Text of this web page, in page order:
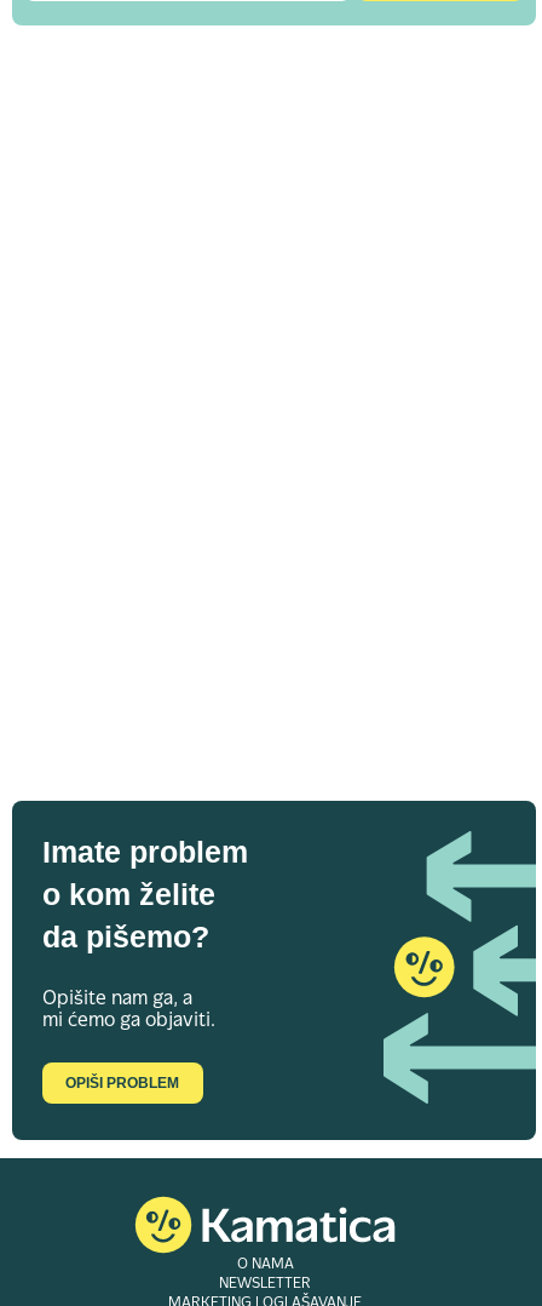
Imate problem
o kom želite
da pišemo?
Opišite nam ga, a
mi ćemo ga objaviti.
OPIŠI PROBLEM
O NAMA
NEWSLETTER